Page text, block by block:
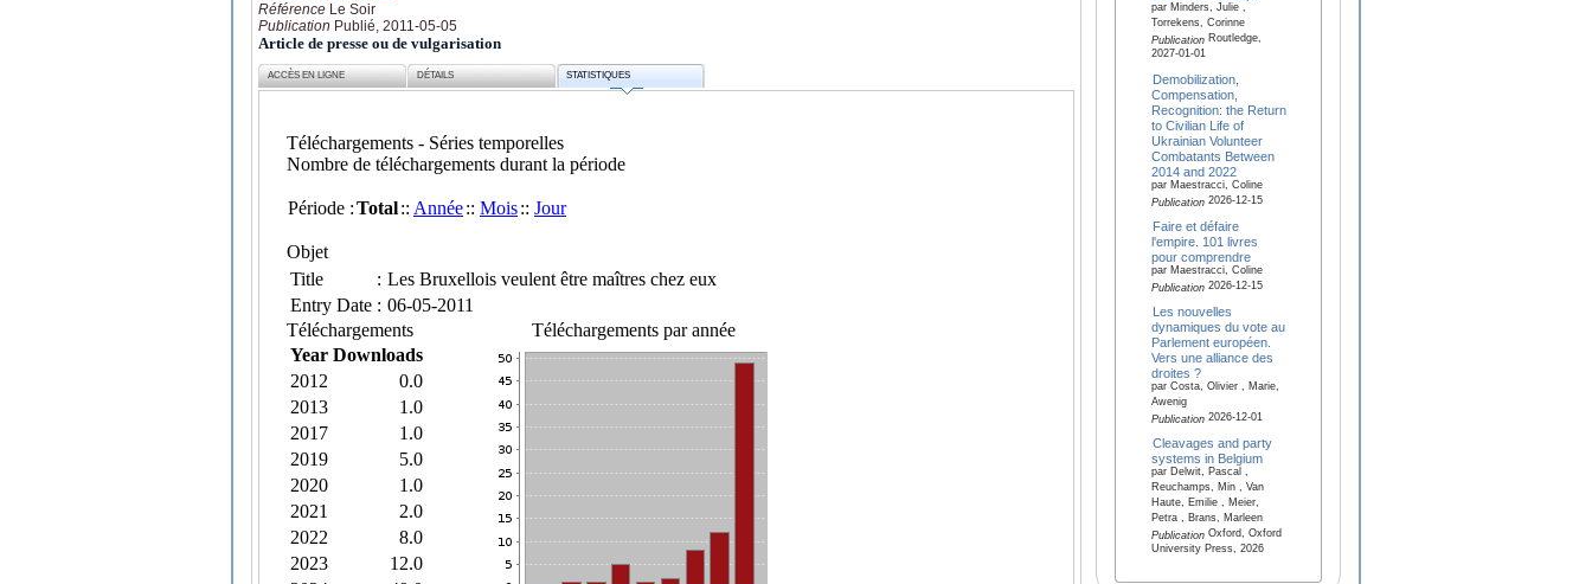
Référence Le Soir
Publication Publié, 2011-05-05
Article de presse ou de vulgarisation
ACCÈS EN LIGNE DÉTAILS STATISTIQUES
par Minders, Julie ,
Torrekens, Corinne
PublicationRoutledge,
2027-01-01
Demobilization,
Compensation,
Recognition: the Return
to Civilian Life of
Ukrainian Volunteer
Combatants Between
2014 and 2022
par Maestracci, Coline
Publication2026-12-15
Faire et défaire
l'empire. 101 livres
pour comprendre
par Maestracci, Coline
Publication2026-12-15
Les nouvelles
dynamiques du vote au
Parlement européen.
Vers une alliance des
droites ?
par Costa, Olivier , Marie,
Awenig
Publication2026-12-01
Cleavages and party
systems in Belgium
par Delwit, Pascal ,
Reuchamps, Min , Van
Haute, Emilie , Meier,
Petra , Brans, Marleen
PublicationOxford, Oxford
University Press, 2026